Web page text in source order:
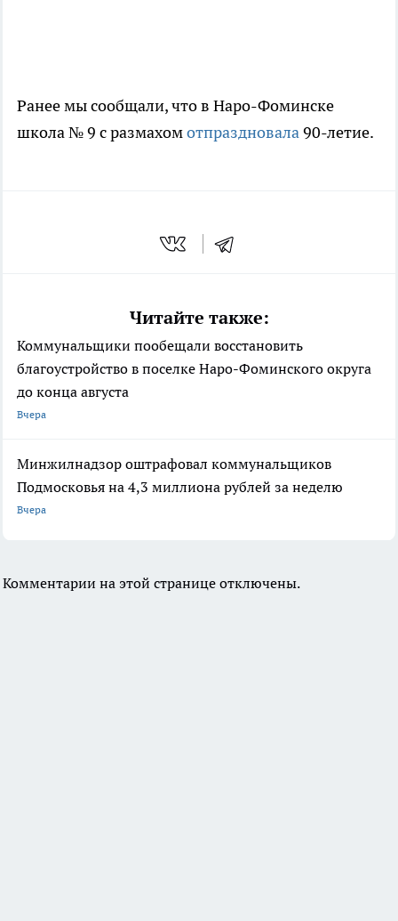
Ранее мы сообщали, что в Наро-Фоминске
школа № 9 с размахомотпраздновала90-летие.
Читайте также:
Коммунальщики пообещали восстановить
благоустройство в поселке Наро-Фоминского округа
до конца августа
Вчера
Минжилнадзор оштрафовал коммунальщиков
Подмосковья на 4,3 миллиона рублей за неделю
Вчера
Комментарии на этой странице отключены.